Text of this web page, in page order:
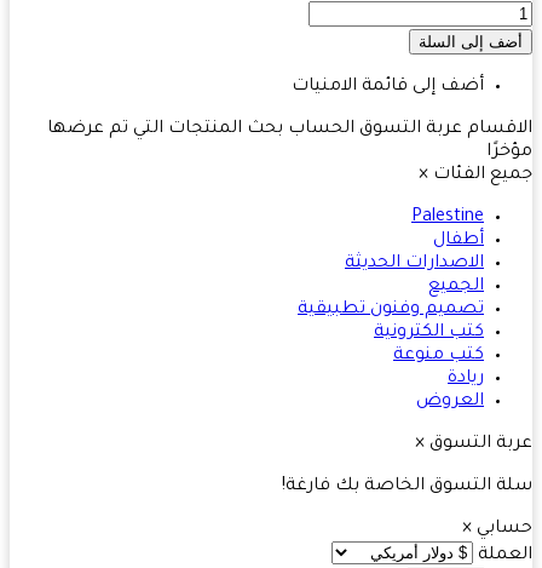
أضف إلى قائمة الامنيات
عربة التسوق الحساب بحث المنتجات التي تم عرضها
الفئات ×
Palestine
أطفال
الاصدارات الحديثة
الجميع
تصميم وفنون تطبيقية
كتب الكترونية
كتب منوعة
ريادة
العروض
التسوق ×
التسوق الخاصة بك فارغة!
×